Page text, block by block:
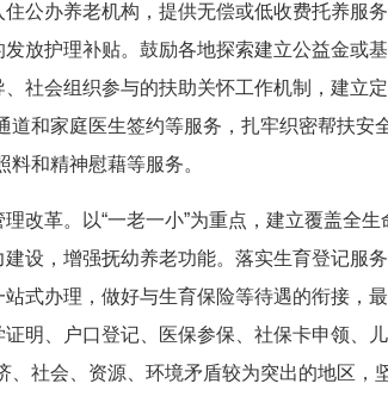
公办养老机构，提供无偿或低收费托养服
放护理补贴。鼓励各地探索建立公益金或
社会组织参与的扶助关怀工作机制，建立
道和家庭医生签约等服务，扎牢织密帮扶安
料和精神慰藉等服务。
理改革。以“一老一小”为重点，建立覆盖全
设，增强抚幼养老功能。落实生育登记服
式办理，做好与生育保险等待遇的衔接，
明、户口登记、医保参保、社保卡申领、
、社会、资源、环境矛盾较为突出的地区，